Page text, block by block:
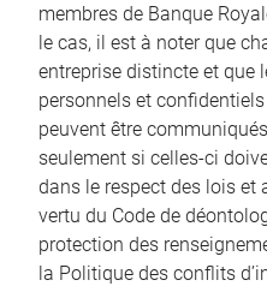
membres de Banque
le cas, il est à noter que
entreprise distincte et que
personnels et
peuvent être
seulement si celles-ci
dans le respect des lois et
vertu du Code de
protection des
la Politique des conflits